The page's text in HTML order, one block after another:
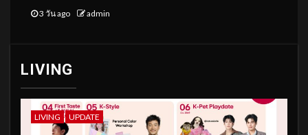
3 วัน ago admin
LIVING
LIVING UPDATE